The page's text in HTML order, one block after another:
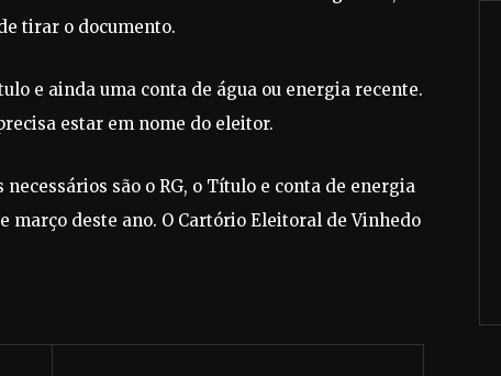
tirar o documento.
e ainda uma conta de água ou energia recente.
estar em nome do eleitor.
são o RG, o Título e conta de energia
março deste ano. O Cartório Eleitoral de Vinhedo